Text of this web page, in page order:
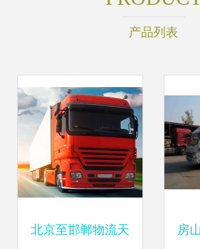
产品列表
北京至邯郸物流天 房